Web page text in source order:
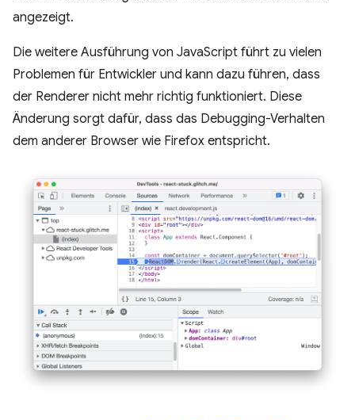
angezeigt.
Die weitere Ausführung von JavaScript führt zu vielen
Problemen für Entwickler und kann dazu führen, dass
der Renderer nicht mehr richtig funktioniert. Diese
Änderung sorgt dafür, dass das Debugging-Verhalten
dem anderer Browser wie Firefox entspricht.